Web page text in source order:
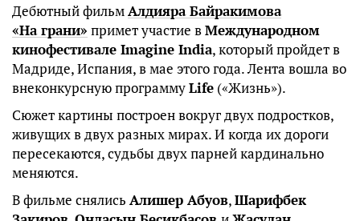
Дебютный фильмАлдияра Байракимова
«На грани» примет участие вМеждународном
кинофестивале Imagine India, который пройдет в
Мадриде, Испания, в мае этого года. Лента вошла во
внеконкурсную программуLife («Жизнь»).
Сюжет картины построен вокруг двух подростков,
живущих в двух разных мирах. И когда их дороги
пересекаются, судьбы двух парней кардинально
меняются.
В фильме снялись Алишер Абуов,Шарифбек